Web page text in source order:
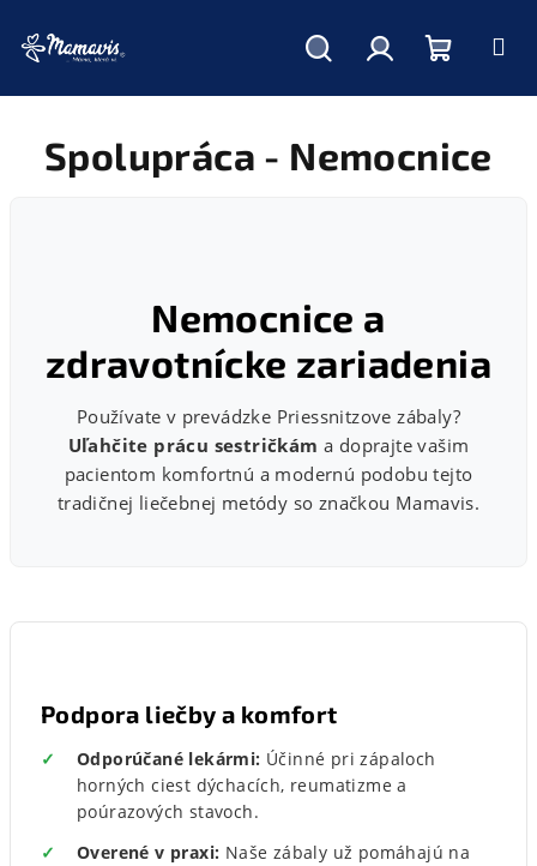
košík
Spolupráca - Nemocnice
Nemocnice a
zdravotnícke zariadenia
Používate v prevádzke Priessnitzove zábaly?
Uľahčite prácu sestričkám a doprajte vašim
pacientom komfortnú a modernú podobu tejto
tradičnej liečebnej metódy so značkou Mamavis.
Podpora liečby a komfort
Odporúčané lekármi: Účinné pri zápaloch
horných ciest dýchacích, reumatizme a
poúrazových stavoch.
Overené v praxi: Naše zábaly už pomáhajú na